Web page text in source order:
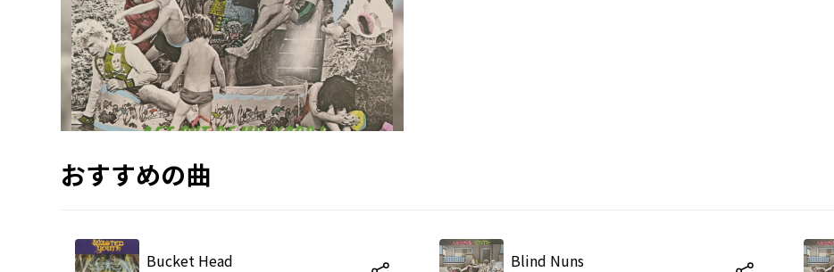
おすすめの曲
Bucket Head Blind Nuns